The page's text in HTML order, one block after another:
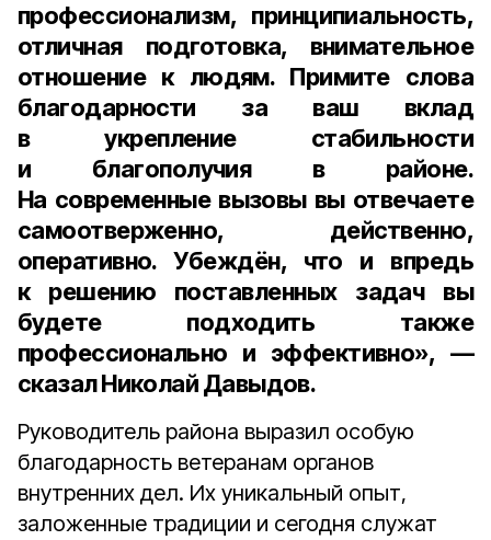
профессионализм, принципиальность,
отличная подготовка, внимательное
отношение к людям. Примите слова
благодарности за ваш вклад
в укрепление стабильности
и благополучия в районе.
На современные вызовы вы отвечаете
самоотверженно, действенно,
оперативно. Убеждён, что и впредь
к решению поставленных задач вы
будете подходить также
профессионально и эффективно», —
сказал Николай Давыдов.
Руководитель района выразил особую
благодарность ветеранам органов
внутренних дел. Их уникальный опыт,
заложенные традиции и сегодня служат